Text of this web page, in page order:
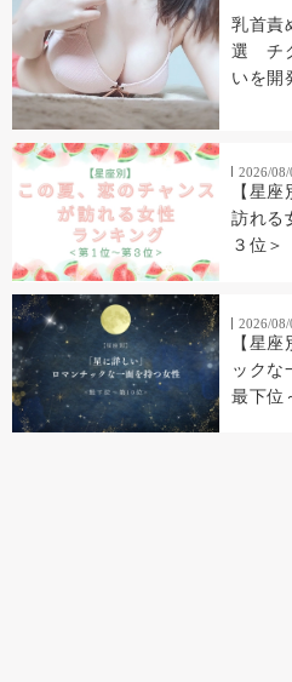
乳首責
選 チ
いを開
2026/08/
【星
訪れる
３位＞
2026/08/
【星
ックな
最下位